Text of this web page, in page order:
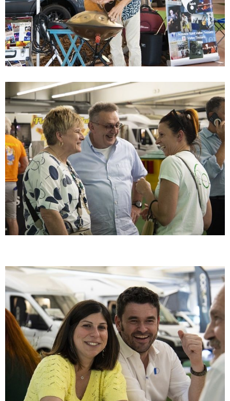
modificare o ritirare il tuo consenso in qualsiasi momento
dalla Dichiarazione sui cookie.
Utilizziamo i cookie per personalizzare contenuti ed
annunci, per fornire funzionalità dei social media e per
analizzare il nostro traffico. Condividiamo inoltre
nostri partner che si occupano di analisi dei dati web,
pubblicità e social media, i quali potrebbero combinarle
con altre informazioni che ha fornito loro o che hanno
raccolto dal suo utilizzo dei loro servizi.